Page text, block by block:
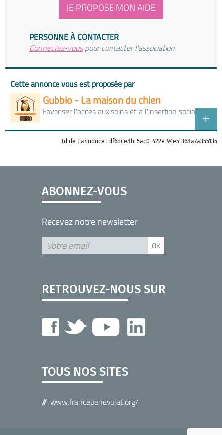
JE PROPOSE MON AIDE
PERSONNE À CONTACTER
Connectez-vouspour contacter l'association
Cette annonce vous est proposée par
Gubbio - La maison du chien
Favoriser l'accès aux soins et à l'insertion sociale
Id de l'annonce : df6dce8b-5ac0-422e-94e5-368a7a355135
ABONNEZ-VOUS
Recevez notre newsletter
RETROUVEZ-NOUS SUR
TOUS NOS SITES
www.francebenevolat.org/